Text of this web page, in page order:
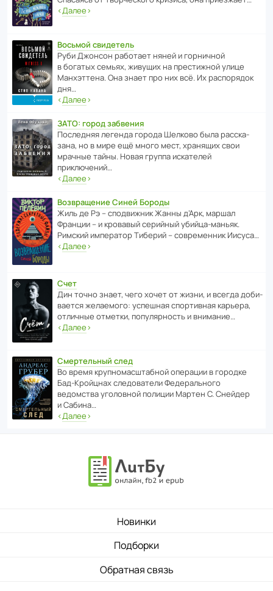
‹Далее›
Восьмой свидетель
Руби Джонсон рабо­тает няней и горни­чной
в богатых семьях, живущих на прес­ти­жной улице
Манх­эт­тена. Она знает про них всё. Их распо­рядок
дня…
‹Далее›
ЗАТО: город забвения
После­дняя легенда города Шелково была расска­
зана, но в мире ещё много мест, хранящих свои
мрачные тайны. Новая группа иска­телей
приключений…
‹Далее›
Возвращение Синей Бороды
Жиль де Рэ – спод­ви­жник Жанны д’Арк, маршал
Франции – и кровавый серийный убийца-маньяк.
Римский импе­ратор Тиберий – совре­менник Иисуса…
‹Далее›
Счет
Дин точно знает, чего хочет от жизни, и всегда доби­
ва­ется жела­е­мого: успе­шная спор­ти­вная карьера,
отли­чные отметки, попу­ля­р­ность и внимание…
‹Далее›
Смертельный след
Во время круп­но­мас­ш­та­бной операции в городке
Бад‑Крой­цнах следо­ва­тели Феде­раль­ного
ведомства уголо­вной полиции Мартен С. Снейдер
и Сабина…
‹Далее›
Новинки
Подборки
Обратная связь